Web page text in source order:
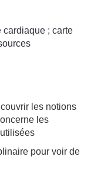
cardiaque ; carte
les notions
les
pour voir de